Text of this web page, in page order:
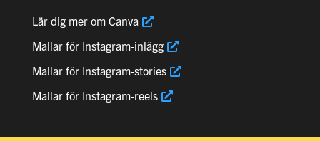
Lär dig mer om Canva
Mallar för Instagram-inlägg
Mallar för Instagram-stories
Mallar för Instagram-reels